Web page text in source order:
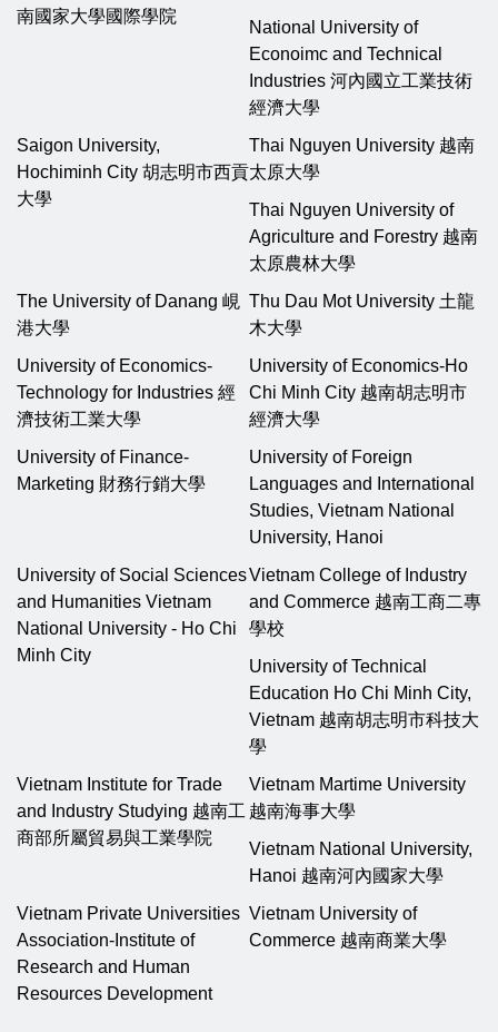
南國家大學國際學院
National University of
Econoimc and Technical
Industries 河內國立工業技術
經濟大學
Saigon University,
Hochiminh City 胡志明市西貢
大學
Thai Nguyen University 越南
太原大學
Thai Nguyen University of
Agriculture and Forestry 越南
太原農林大學
The University of Danang 峴
港大學
Thu Dau Mot University 土龍
木大學
University of Economics-
Technology for Industries 經
濟技術工業大學
University of Economics-Ho
Chi Minh City 越南胡志明市
經濟大學
University of Finance-
Marketing 財務行銷大學
University of Foreign
Languages and International
Studies, Vietnam National
University, Hanoi
University of Social Sciences
and Humanities Vietnam
National University - Ho Chi
Minh City
Vietnam College of Industry
and Commerce 越南工商二專
學校
University of Technical
Education Ho Chi Minh City,
Vietnam 越南胡志明市科技大
學
Vietnam Institute for Trade
and Industry Studying 越南工
商部所屬貿易與工業學院
Vietnam Martime University
越南海事大學
Vietnam National University,
Hanoi 越南河內國家大學
Vietnam Private Universities
Association-Institute of
Research and Human
Resources Development
Vietnam University of
Commerce 越南商業大學